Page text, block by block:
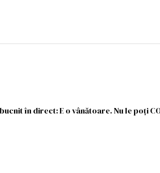
în direct: E o vânătoare. Nu le poți